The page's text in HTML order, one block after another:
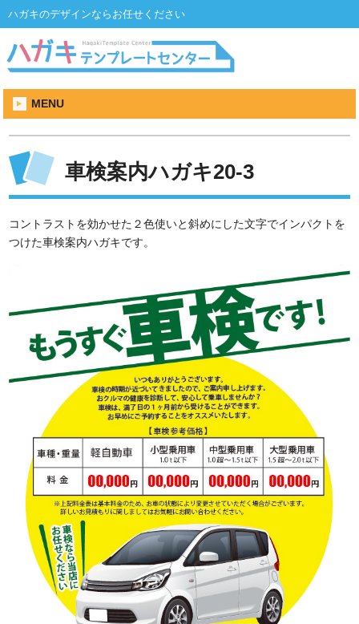
ハガキのデザインならお任せください
MENU
車検案内ハガキ20-3
コントラストを効かせた２色使いと斜めにした文字でインパクトを
つけた車検案内ハガキです。